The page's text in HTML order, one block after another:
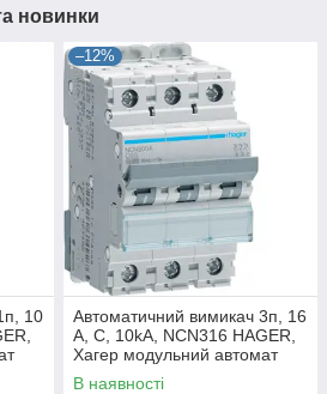
новинки
10
–12%
Автоматичний вимикач 3п, 16
А, C, 10kA, NCN316 HAGER,
Хагер модульний автомат
для щитів і боксів
В наявності